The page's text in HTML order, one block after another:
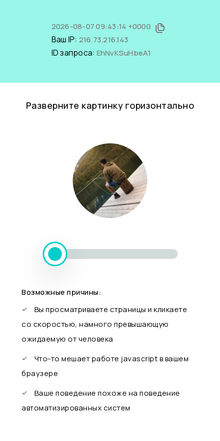
2026-08-07 09:43:14 +0000
Ваш IP: 216.73.216.143
ID запроса: EhNvKSuHbeA1
Разверните картинку горизонтально
Возможные причины:
Вы просматриваете страницы и кликаете
со скоростью, намного превышающую
ожидаемую от человека
Что-то мешает работе javascript в вашем
браузере
Ваше поведение похоже на поведение
автоматизированных систем